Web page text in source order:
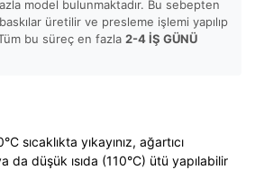
model bulunmaktadır. Bu sebepten
üretilir ve presleme işlemi yapılıp
bu süreç en fazla 2-4 İŞ GÜNÜ
sıcaklıkta yıkayınız, ağartıcı
da düşük ısıda (110°C) ütü yapılabilir